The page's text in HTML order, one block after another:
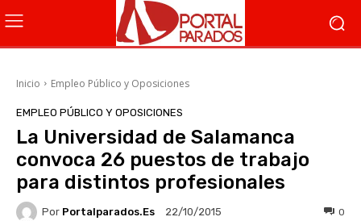
Inicio Empleo Público y Oposiciones
EMPLEO PÚBLICO Y OPOSICIONES
La Universidad de Salamanca
convoca 26 puestos de trabajo
para distintos profesionales
Por Portalparados.es 22/10/2015 0